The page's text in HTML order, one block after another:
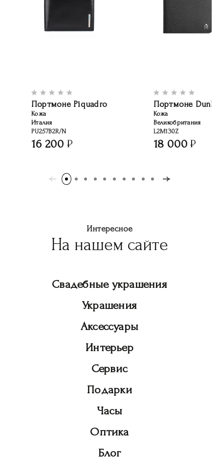
Портмоне Piquadro
Кожа
Италия
PU257B2R/N
16 200
Портмоне
Кожа
Великобритания
L2M130Z
18 000
Интересное
На нашем сайте
Свадебные украшения
Украшения
Аксессуары
Интерьер
Сервис
Подарки
Часы
Оптика
Блог